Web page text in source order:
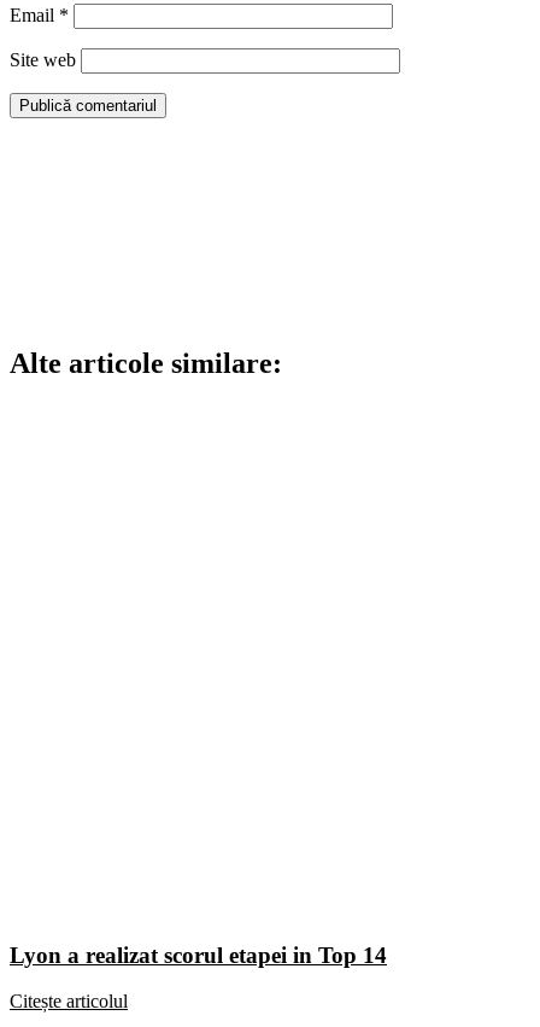
Email *
Site web
Alte articole similare:
Lyon a realizat scorul etapei in Top 14
Citește articolul